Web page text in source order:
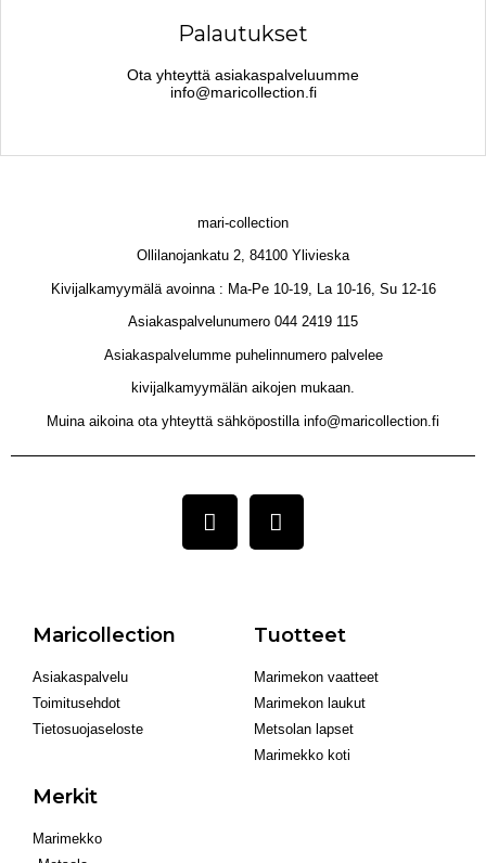
Palautukset
Ota yhteyttä asiakaspalveluumme
info@maricollection.fi
mari-collection
Ollilanojankatu 2, 84100 Ylivieska
Kivijalkamyymälä avoinna : Ma-Pe 10-19, La 10-16, Su 12-16
Asiakaspalvelunumero 044 2419 115
Asiakaspalvelumme puhelinnumero palvelee
kivijalkamyymälän aikojen mukaan.
Muina aikoina ota yhteyttä sähköpostilla info@maricollection.fi
Maricollection
Asiakaspalvelu
Toimitusehdot
Tietosuojaseloste
Tuotteet
Marimekon vaatteet
Marimekon laukut
Metsolan lapset
Marimekko koti
Merkit
Marimekko